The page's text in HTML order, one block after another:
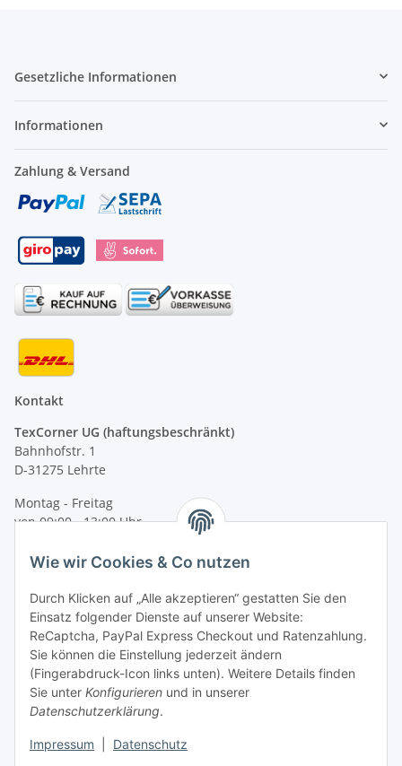
Gesetzliche Informationen
Informationen
Zahlung & Versand
Kontakt
TexCorner UG (haftungsbeschränkt)
Bahnhofstr. 1
D-31275 Lehrte
Montag - Freitag
von 09:00 - 13:00 Uhr
Tel: +49 (0) 5132 8230689
Fax: +49 (0) 5132 8230693
E-Mail:mail@signalweste.net
Wie wir Cookies & Co nutzen
Durch Klicken auf „Alle akzeptieren“ gestatten Sie den
Einsatz folgender Dienste auf unserer Website:
ReCaptcha, PayPal Express Checkout und Ratenzahlung.
Sie können die Einstellung jederzeit ändern
(Fingerabdruck-Icon links unten). Weitere Details finden
Sie unter Konfigurieren und in unserer
Datenschutzerklärung.
Impressum Datenschutz